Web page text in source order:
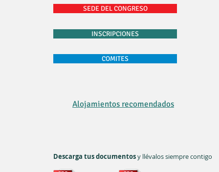
SEDE DEL CONGRESO
INSCRIPCIONES
COMITES
Alojamientos recomendados
Descarga tus documentosy llévalos siempre contigo